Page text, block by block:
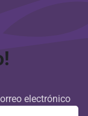
electrónico